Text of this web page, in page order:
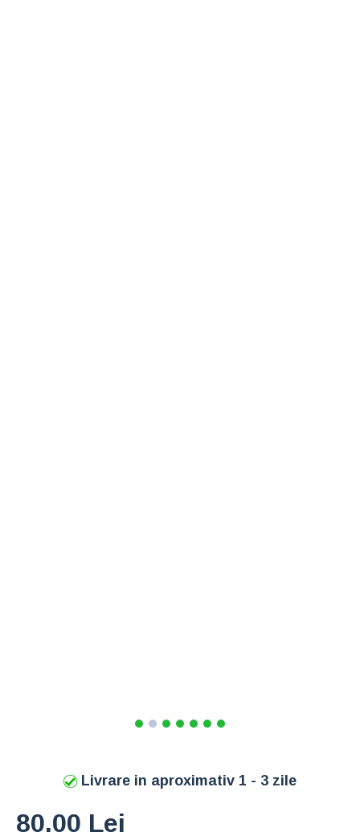
80,00 Lei
Livrare in aproximativ 1 - 3 zile